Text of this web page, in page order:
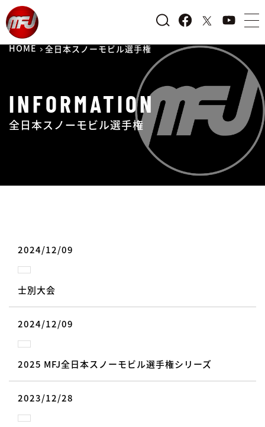
HOME 全日本スノーモビル選手権
INFORMATION
全日本スノーモビル選手権
2024/12/09
士別大会
2024/12/09
2025 MFJ全日本スノーモビル選手権シリーズ
2023/12/28